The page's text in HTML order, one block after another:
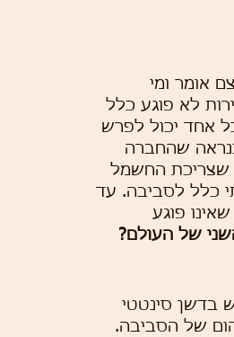
אומר ומי
לא פוגע כלל
אחד יכול לפרש
כנראה שהחברה
שצריכת החשמל
כלל לסביבה. עד
פוגע
של העולם?
בדשן סינטטי
של הסביבה.